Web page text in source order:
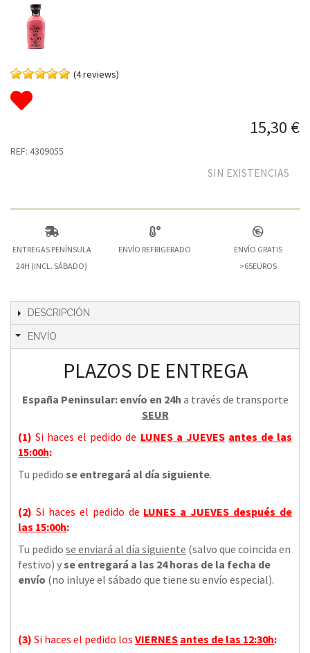
(4 reviews)
15,30 €
REF: 4309055
SIN EXISTENCIAS
ENTREGAS PENÍNSULA
24H (INCL. SÁBADO)
ENVÍO REFRIGERADO
ENVÍO GRATIS
>65EUROS
DESCRIPCIÓN
ENVÍO
PLAZOS DE ENTREGA
España Peninsular: envío en 24h a través de transporte
SEUR
(1)Si haces el pedido de LUNES a JUEVES antes de las
15:00h:
Tu pedido se entregará al día siguiente.
(2) Si haces el pedido de LUNES a JUEVES después de
las 15:00h:
Tu pedido se enviará al día siguiente (salvo que coincida en
festivo) yse entregará a las 24 horas de la fecha de
envío (no inluye el sábado que tiene su envío especial).
(3) Si haces el pedido los VIERNES antes de las 12:30h: